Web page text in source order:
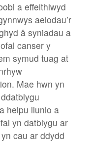
a effeithiwyd
aelodau’r
â syniadau a
canser y
symud tuag at
Mae hwn yn
helpu llunio a
yn datblygu ar
cau ar ddydd